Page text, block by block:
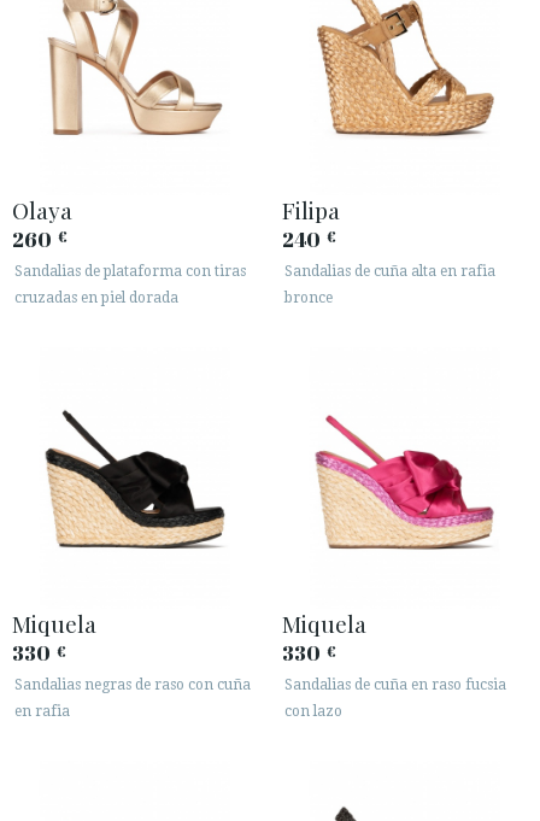
Olaya
260 €
Sandalias de plataforma con tiras
cruzadas en piel dorada
Filipa
240 €
Sandalias de cuña alta en rafia
bronce
Miquela
330 €
Sandalias negras de raso con cuña
en rafia
Miquela
330 €
Sandalias de cuña en raso fucsia
con lazo